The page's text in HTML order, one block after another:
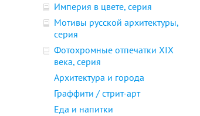
Империя в цвете, серия
Мотивы русской архитектуры,
серия
Фотохромные отпечатки XIX
века, серия
Архитектура и города
Граффити / стрит-арт
Еда и напитки